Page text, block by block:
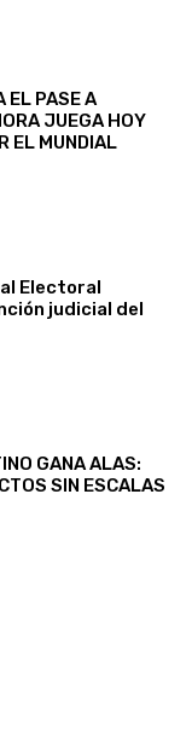
EL PASE A
JUEGA HOY
EL MUNDIAL
Electoral
judicial del
GANA ALAS:
SIN ESCALAS